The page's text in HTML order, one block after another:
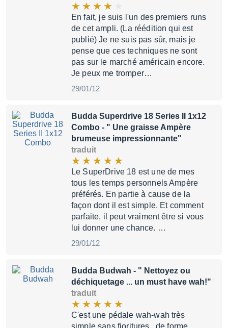
En fait, je suis l'un des premiers runs
de cet ampli. (La réédition qui est
publié) Je ne suis pas sûr, mais je
pense que ces techniques ne sont
pas sur le marché américain encore.
Je peux me tromper…
29/01/12
Budda Superdrive 18 Series II 1x12
Combo - " Une graisse Ampère
brumeuse impressionnante"
traduit
Le SuperDrive 18 est une de mes
tous les temps personnels Ampère
préférés. En partie à cause de la
façon dont il est simple. Et comment
parfaite, il peut vraiment être si vous
lui donner une chance. …
29/01/12
Budda Budwah - " Nettoyez ou
déchiquetage ... un must have wah!"
traduit
C'est une pédale wah-wah très
simple sans fioritures , de forme